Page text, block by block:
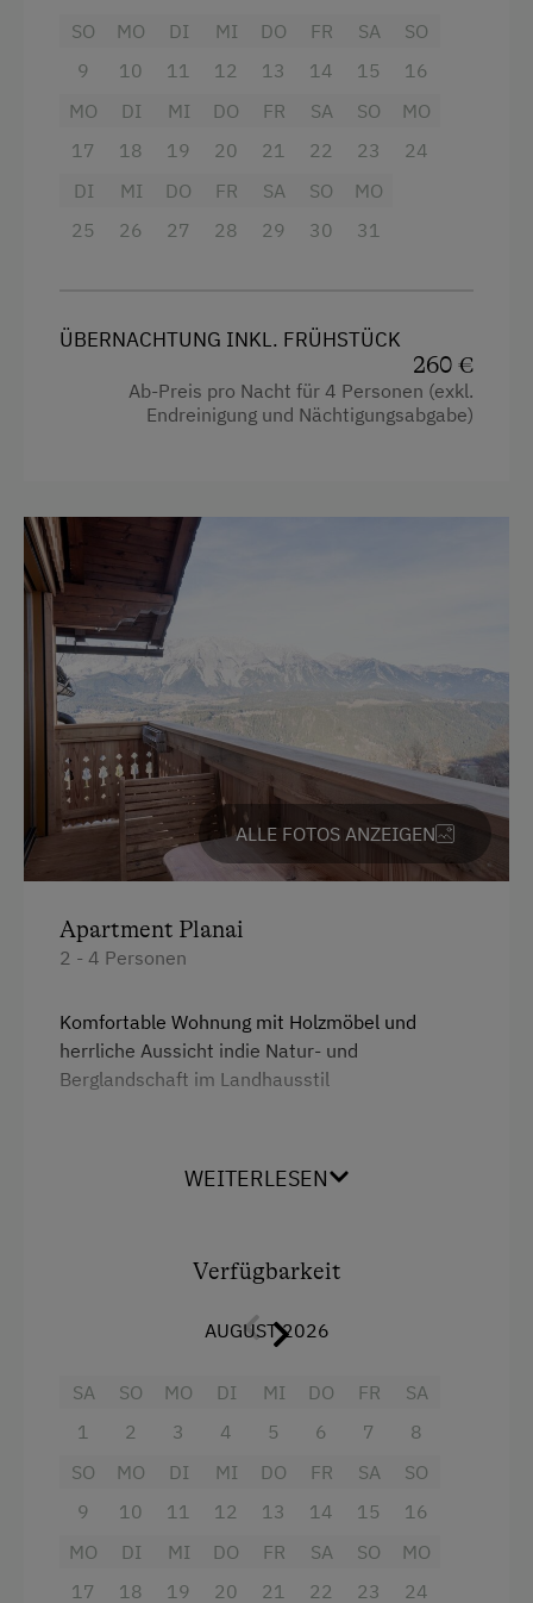
Heizung
Handtücher
Dusche
Haarföhn
Kochnische
Kühlschrank
Wlan
Geschirrspüler
Familienzimmer
Verbundene Zimmer
Haupthaus
Stockbett
Doppelbett (Kingsize)
SO
9
MO
10
DI
11
MI
12
DO
13
FR
14
SA
15
SO
16
MO
17
DI
18
MI
19
DO
20
FR
21
SA
22
SO
23
MO
24
DI
25
MI
26
DO
27
FR
28
SA
29
SO
30
MO
31
ÜBERNACHTUNG INKL. FRÜHSTÜCK
260 €
Ab-Preis pro Nacht für 4 Personen (exkl.
Endreinigung und Nächtigungsabgabe)
ALLE FOTOS ANZEIGEN
Apartment Planai
2 - 4 Personen
Komfortable Wohnung mit Holzmöbel und
herrliche Aussicht indie Natur- und
Berglandschaft im Landhausstil
Handtücher
Toilette
Familienzimmer
Küchenausstattung
Geschirrspüler
Kühlschrank
WEITERLESEN
Verfügbarkeit
AUGUST 2026
SA
1
SO
2
MO
3
DI
4
MI
5
DO
6
FR
7
SA
8
SO
9
MO
10
DI
11
MI
12
DO
13
FR
14
SA
15
SO
16
MO
17
DI
18
MI
19
DO
20
FR
21
SA
22
SO
23
MO
24